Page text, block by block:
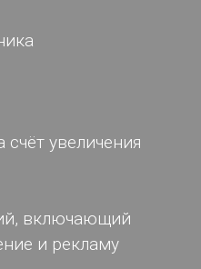
увеличения
включающий
и рекламу